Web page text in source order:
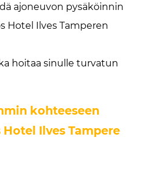
ajoneuvon pysäköinnin
Hotel Ilves Tamperen
hoitaa sinulle turvatun
kohteeseen
Ilves Tampere